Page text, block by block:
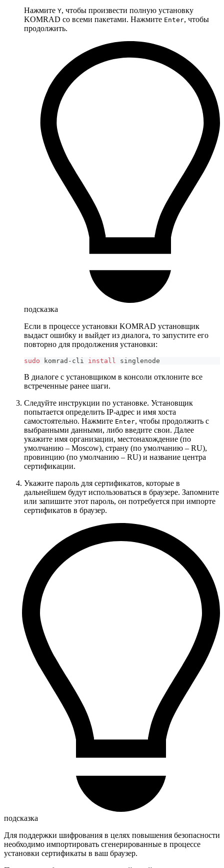
Нажмите Y, чтобы произвести полную установку
KOMRAD со всеми пакетами. Нажмите Enter, чтобы
продолжить.
подсказка
Если в процессе установки KOMRAD установщик
выдаст ошибку и выйдет из диалога, то запустите его
повторно для продолжения установки:
sudo komrad-cli install singlenode
В диалоге с установщиком в консоли отклоните все
встреченные ранее шаги.
Следуйте инструкции по установке. Установщик
попытается определить IP-адрес и имя хоста
самостоятельно. Нажмите Enter, чтобы продолжить с
выбранными данными, либо введите свои. Далее
укажите имя организации, местонахождение (по
умолчанию – Moscow), страну (по умолчанию – RU),
провинцию (по умолчанию – RU) и название центра
сертификации.
Укажите пароль для сертификатов, которые в
дальнейшем будут использоваться в браузере. Запомните
или запишите этот пароль, он потребуется при импорте
сертификатов в браузер.
подсказка
Для поддержки шифрования в целях повышения безопасности
необходимо импортировать сгенерированные в процессе
установки сертификаты в ваш браузер.